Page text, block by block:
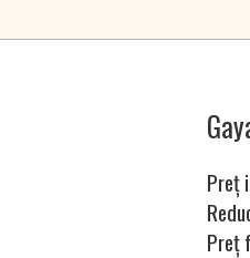
Preț
Preț